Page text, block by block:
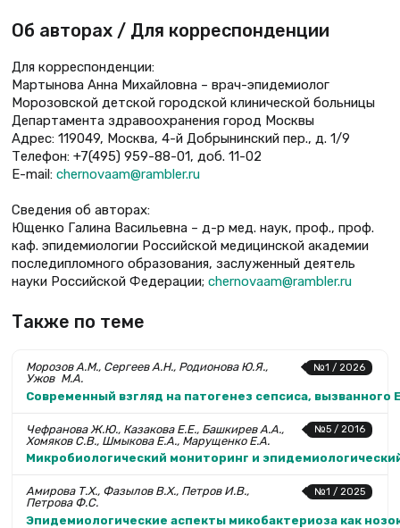
Об авторах / Для корреспонденции
Для корреспонденции:
Мартынова Анна Михайловна – врач-эпидемиолог
Морозовской детской городской клинической больницы
Департамента здравоохранения город Москвы
Адрес: 119049, Москва, 4-й Добрынинский пер., д. 1/9
Телефон: +7(495) 959-88-01, доб. 11-02
Е-mail: chernovaam@rambler.ru
Сведения об авторах:
Ющенко Галина Васильевна – д-р мед. наук, проф., проф.
каф. эпидемиологии Российской медицинской академии
последипломного образования, заслуженный деятель
науки Российской Федерации; chernovaam@rambler.ru
Также по теме
№1 / 2026
Морозов А.М., Сергеев А.Н., Родионова Ю.Я.,
Ужов М.А.
Современный взгляд на патогенез сепсиса, вызванного
№5 / 2016
Чефранова Ж.Ю., Казакова Е.Е., Башкирев А.А.,
Хомяков С.В., Шмыкова Е.А., Марущенко Е.А.
Микробиологический мониторинг и
№1 / 2025
Амирова Т.Х., Фазылов В.Х., Петров И.В.,
Петрова Ф.С.
Эпидемиологические аспекты микобактериоза как